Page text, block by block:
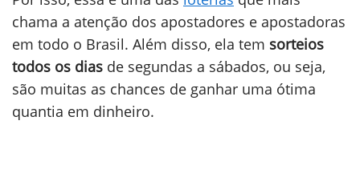
chama a atenção dos apostadores e apostadoras
em todo o Brasil. Além disso, ela tem sorteios
todos os dias de segundas a sábados, ou seja,
são muitas as chances de ganhar uma ótima
quantia em dinheiro.